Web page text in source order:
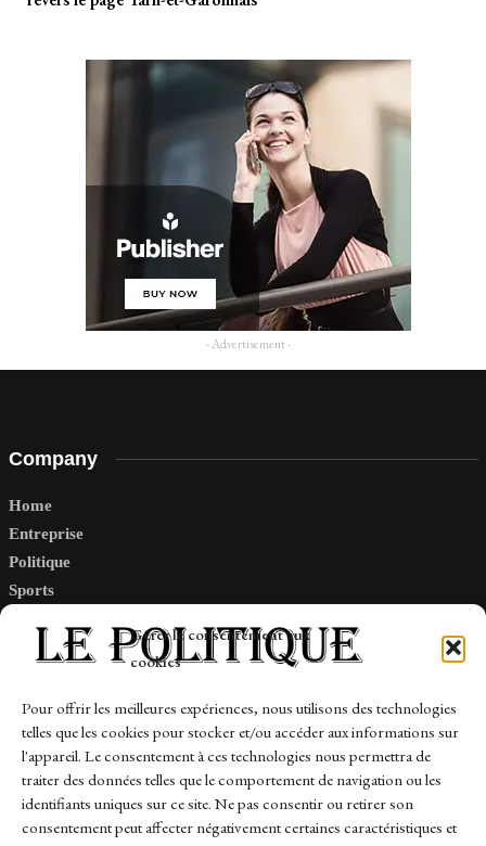
Gérer le consentement aux
cookies
Pour offrir les meilleures expériences, nous utilisons des technologies
telles que les cookies pour stocker et/ou accéder aux informations sur
l'appareil. Le consentement à ces technologies nous permettra de
traiter des données telles que le comportement de navigation ou les
identifiants uniques sur ce site. Ne pas consentir ou retirer son
consentement peut affecter négativement certaines caractéristiques et
- Advertisement -
Company
Home
Entreprise
Politique
Sports
Links
Contact
Sitemap